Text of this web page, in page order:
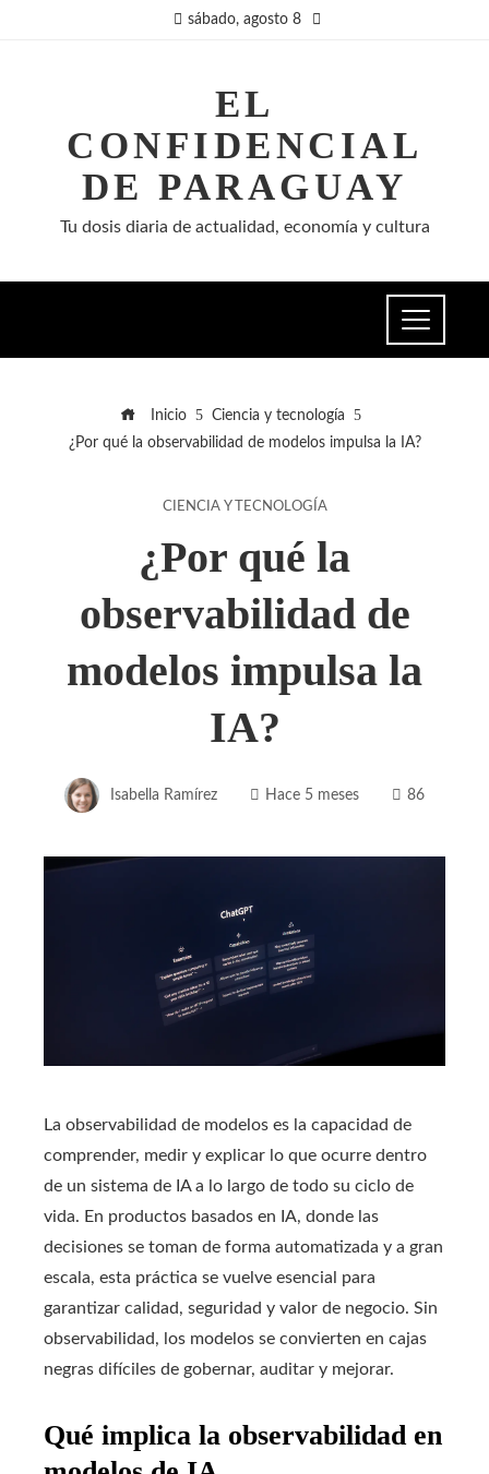
sábado, agosto 8
EL
CONFIDENCIAL
DE PARAGUAY
Tu dosis diaria de actualidad, economía y cultura
Inicio
Ciencia y tecnología
¿Por qué la observabilidad de modelos impulsa la IA?
CIENCIA Y TECNOLOGÍA
¿Por qué la
observabilidad de
modelos impulsa la
IA?
Isabella Ramírez Hace 5 meses 86
La observabilidad de modelos es la capacidad de
comprender, medir y explicar lo que ocurre dentro
de un sistema de IA a lo largo de todo su ciclo de
vida. En productos basados en IA, donde las
decisiones se toman de forma automatizada y a gran
escala, esta práctica se vuelve esencial para
garantizar calidad, seguridad y valor de negocio. Sin
observabilidad, los modelos se convierten en cajas
negras difíciles de gobernar, auditar y mejorar.
Qué implica la observabilidad en